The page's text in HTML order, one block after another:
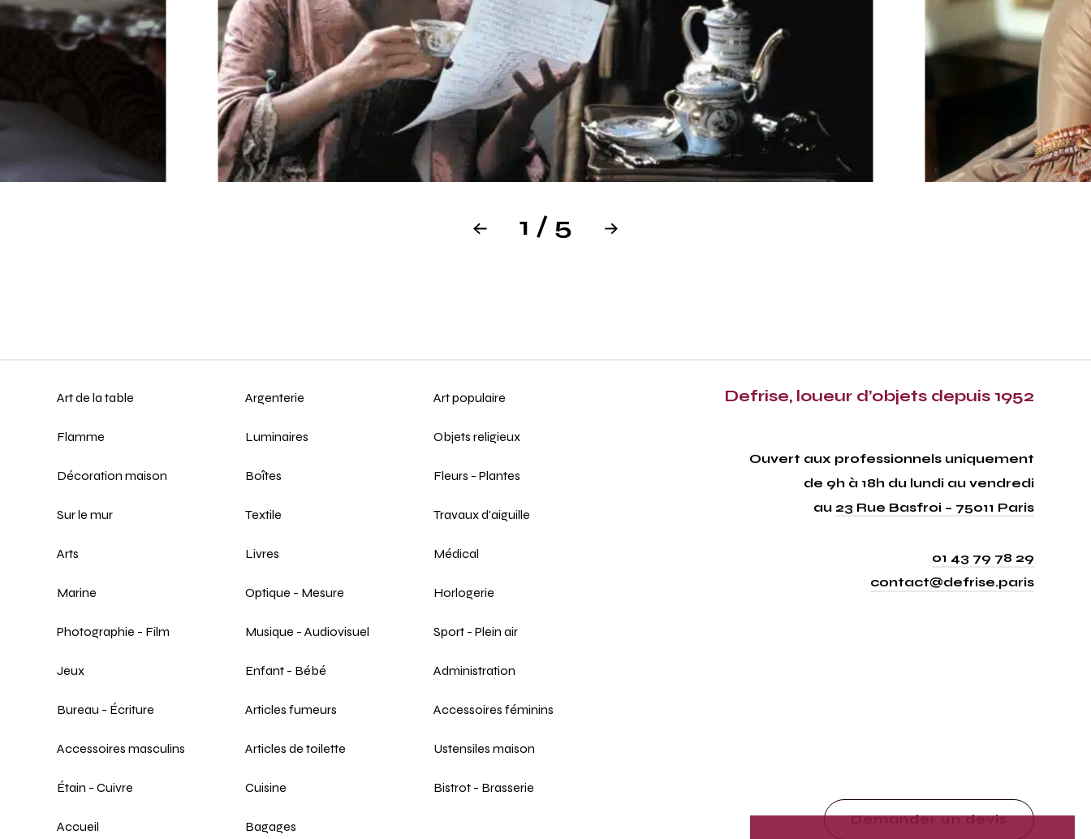
1 / 5
Art de la table Argenterie Art populaire
Flamme Luminaires Objets religieux
Décoration maison Boîtes Fleurs - Plantes
Sur le mur Textile Travaux d'aiguille
Arts Livres Médical
Marine Optique - Mesure Horlogerie
Photographie - Film Musique - Audiovisuel Sport - Plein air
Jeux Enfant - Bébé Administration
Bureau - Écriture Articles fumeurs Accessoires féminins
Accessoires masculins Articles de toilette Ustensiles maison
Étain - Cuivre Cuisine Bistrot - Brasserie
Accueil Bagages
Defrise, loueur d’objets depuis 1952
Ouvert aux professionnels uniquement
de 9h à 18h du lundi au vendredi
au 23 Rue Basfroi – 75011 Paris
01 43 79 78 29
contact@defrise.paris
Demander un devis